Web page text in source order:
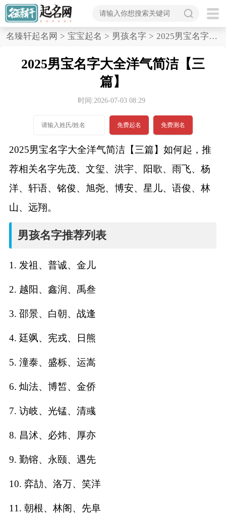
首
名
女孩名字
打
分
男孩名字打分
女孩名字打分
蛇年起名
名臻轩起名网 > 宝宝起名 > 男孩名字 > 2025男宝名字大全洋气简洁,三篇
2025男宝名字大全洋气简洁【三
篇】
时间:2026-07-03 08:29
免费起名 免费测名
2025男宝名字大全洋气简洁【三篇】如何起，推
荐相关名字先茂、文玺、洪宇、阳歌、雨飞、杨
洋、轩语、铭俊、旭尧、博安、星儿、语俊、林
山、远翔。
男孩名字推荐列表
1. 发祖、普诚、金儿
2. 越阳、鑫润、禹叁
3. 邵景、白朝、战逢
4. 廷飒、宪戎、日熊
5. 潼泰、盛栎、运嵩
6. 灿法、博皙、金侨
7. 访岐、光锰、清彧
8. 昌沭、必炜、厚亦
9. 勤镕、永颐、遇先
10. 弈劼、洛万、笑洋
11. 朝根、林阁、先阜